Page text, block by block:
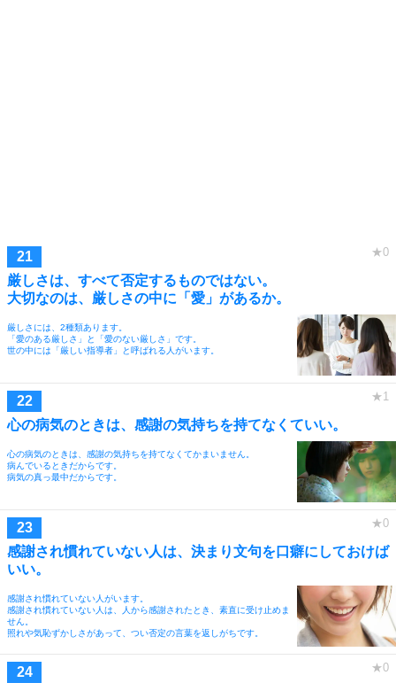
厳しさは、すべて否定するものではない。
大切なのは、厳しさの中に「愛」があるか。
厳しさには、2種類あります。
「愛のある厳しさ」と「愛のない厳しさ」です。
世の中には「厳しい指導者」と呼ばれる人がいます。
心の病気のときは、感謝の気持ちを持てなくていい。
心の病気のときは、感謝の気持ちを持てなくてかまいません。
病んでいるときだからです。
病気の真っ最中だからです。
感謝され慣れていない人は、決まり文句を口癖にしておけば
いい。
感謝され慣れていない人がいます。
感謝され慣れていない人は、人から感謝されたとき、素直に受け止めま
せん。
照れや気恥ずかしさがあって、つい否定の言葉を返しがちです。